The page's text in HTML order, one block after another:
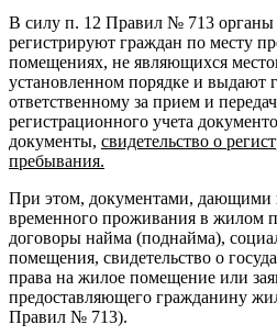
В силу п. 12 Правил № 713 органы
регистрируют граждан по месту
помещениях, не являющихся
установленном порядке и выдают
ответственному за прием и
регистрационного учета
документы, свидетельство о
пребывания.
При этом, документами, дающими
временного проживания в жилом
договоры найма (поднайма),
помещения, свидетельство о
права на жилое помещение или
предоставляющего гражданину
Правил № 713).